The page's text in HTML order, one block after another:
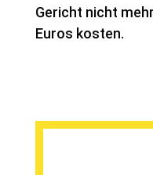
Gericht nicht
Euros kosten.